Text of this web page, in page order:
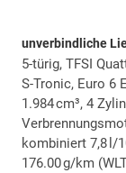
unverbindliche
5-türig, TFSI
S-Tronic, Euro 6
1.984 cm³, 4
kombiniert 7,8 l/
176.00 g/km